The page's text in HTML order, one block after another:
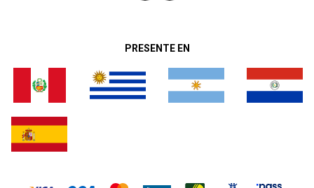
PRESENTE EN